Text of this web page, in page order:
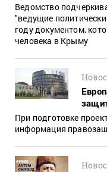
Ведомство
"ведущие
году документом,
человека в Крыму
При подготовке
информация